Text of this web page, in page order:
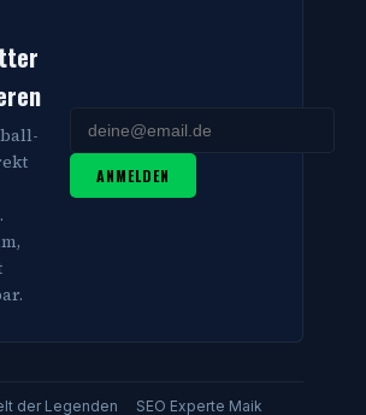
ANMELDEN
der Legenden
SEO Experte Maik